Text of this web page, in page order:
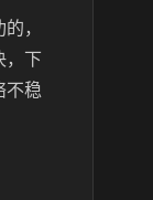
，
，下
不稳